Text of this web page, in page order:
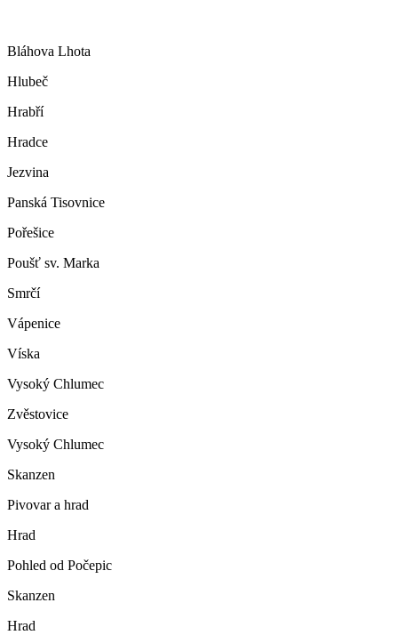
Bláhova Lhota
Hlubeč
Hrabří
Hradce
Jezvina
Panská Tisovnice
Pořešice
Poušť sv. Marka
Smrčí
Vápenice
Víska
Vysoký Chlumec
Zvěstovice
Vysoký Chlumec
Skanzen
Pivovar a hrad
Hrad
Pohled od Počepic
Skanzen
Hrad